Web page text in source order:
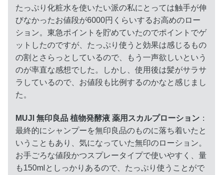
たっぷり化粧水を使いたい派の私にとっては触手が伸
びなかったお値段が6000円くらいするお高めのロー
ション。東急ポイントを貯めていたのでポイントでゲ
ットしたのですが、たっぷり使うと効果は感じるもの
の割とさらっとしているので、もう一声欲しいという
のが率直な感想でした。しかし、使用後は髪がサラサ
ラしているので、お値段も比例するのかなと感じまし
た。
MUJI 無印良品 植物発酵液 薬用スカルプローション ：
最終的にシャンプーを無印良品のものに落ち着いたと
いうこともあり、気になっていた無印のローション。
お手ごろな値段かつスプレータイプで使いやすく、量
も150mlとしっかりあるので、たっぷり使うことがで